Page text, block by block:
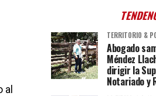
al
TERRITORIO &
Abogado
Méndez
dirigir la
Notariado y